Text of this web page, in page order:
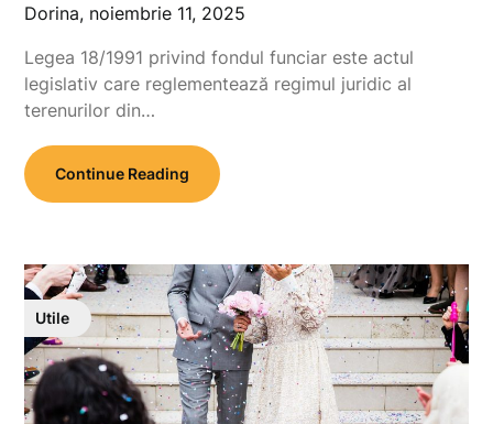
Dorina, noiembrie 11, 2025
Legea 18/1991 privind fondul funciar este actul
legislativ care reglementează regimul juridic al
terenurilor din…
Continue Reading
Utile